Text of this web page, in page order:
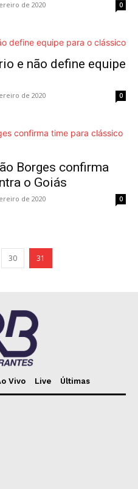
de 2020 0
e não define equipe
de 2020 0
Borges confirma
o Goiás
de 2020 0
30 31
Vivo Live Últimas